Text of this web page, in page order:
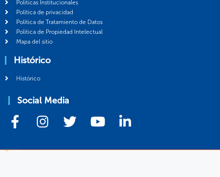
Politicas Institucionales
Política de privacidad
Política de Tratamiento de Datos
Política de Propiedad Intelectual
Mapa del sitio
Histórico
Histórico
Social Media